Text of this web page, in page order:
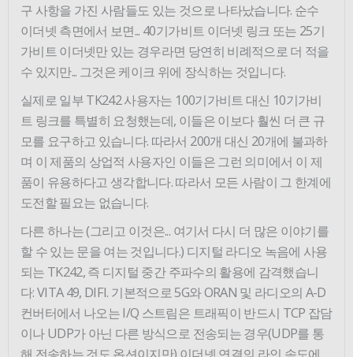
구 사항을 가진 사람들도 있는 것으로 나타났습니다. 순수
이더넷 측면에서 보면... 40기가비트 이더넷 링크 또는 25기
가비트 이더넷만 있는 경우라면 당연히 비례적으로 더 적을
수 있지만... 그것은 케이크 위에 장식하는 것입니다.
실제로 일부 TK242 사용자는 100기가비트 대신 10기가비
트 링크를 특별히 요청했는데, 이들은 이보다 훨씬 더 큰 규
모를 요구하고 있습니다. 따라서 200개 대신 20개에 불과하
며 이 제품의 상업적 사용자인 이들은 그런 의미에서 이 제
품이 유용하다고 생각합니다. 따라서 모든 사람이 그 한계에
도전할 필요는 없습니다.
다른 하나는 (그리고 이것은... 여기서 다시 더 많은 이야기를
할 수 있는 문을 여는 것입니다.) 디지털 라디오 녹음에 사용
되는 TK242, 즉 디지털 중간 주파수의 활용에 감격했습니
다: VITA 49, DIFI. 기본적으로 5G와 ORAN 및 라디오의 A-D
컨버터에서 나오는 I/Q 스트림은 트래픽이 반드시 TCP 잡담
이나 UDP가 아닌 다른 방식으로 전송되는 경우(UDP를 통